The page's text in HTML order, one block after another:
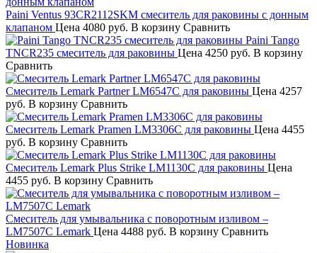
Paini Ventus 93CR2112SKM смеситель для раковины с донным
клапаном Цена 4080 руб. В корзину Сравнить
Paini Tango
TNCR235 смеситель для раковины Цена 4250 руб. В корзину
Сравнить
Смеситель Lemark Partner LM6547C для раковины Цена 4257
руб. В корзину Сравнить
Смеситель Lemark Pramen LM3306C для раковины Цена 4455
руб. В корзину Сравнить
Смеситель Lemark Plus Strike LM1130C для раковины Цена
4455 руб. В корзину Сравнить
Смеситель для умывальника с поворотным изливом –
LM7507C Lemark Цена 4488 руб. В корзину Сравнить
Новинка